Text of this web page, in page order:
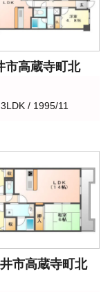
高蔵寺町北
/ 1995/11
市高蔵寺町北